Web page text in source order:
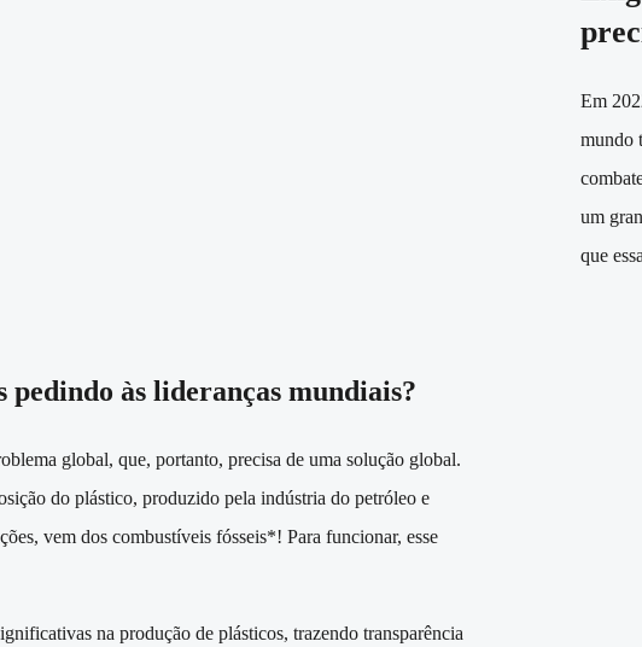
Em
mundo
um
que
pedindo às lideranças mundiais?
global, que, portanto, precisa de uma solução global.
do plástico, produzido pela indústria do petróleo e
vem dos combustíveis fósseis*! Para funcionar, esse
na produção de plásticos, trazendo transparência